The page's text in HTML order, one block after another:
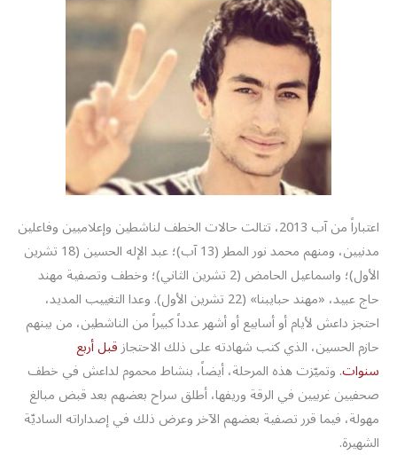
اعتباراً من آب 2013، تتالت حالات الخطف لناشطين وإعلاميين وفاعلين
مدنيين، ومنهم محمد نور المطر (13 آب)؛ عبد الإله الحسين (18 تشرين
الأول)؛ واسماعيل الحامض (2 تشرين الثاني)؛ وخطف وتصفية مهند
حاج عبيد، «مهند حبايبنا» (22 تشرين الأول). وعدا التغييب المديد،
احتجز داعش لأيام أو أسابيع أو أشهر عدداً كبيراً من الناشطين، من بينهم
حازم الحسين، الذي كتب شهادته على ذلك الاحتجازقبل أربع
سنوات. وتميّزت هذه المرحلة، أيضاً، بنشاط محموم لداعش في خطف
صحفيين غربيين في الرقة وريفها، أطلق سراح بعضهم بعد قبض مبالغ
مهولة، فيما قرر تصفية بعضهم الآخر وعرض ذلك في إصداراته الساديّة
الشهيرة.